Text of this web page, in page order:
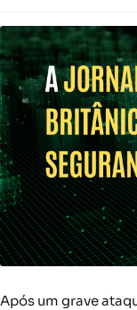
Após um grave